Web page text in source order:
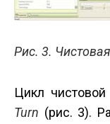
Рис. 3.
Цикл
Turn (рис. 3).